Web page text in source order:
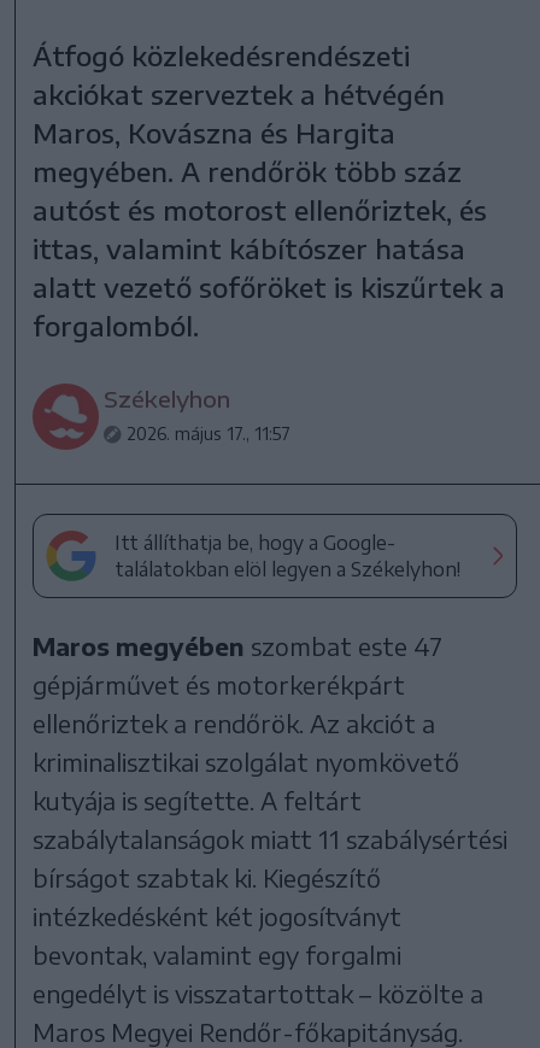
Átfogó közlekedésrendészeti
akciókat szerveztek a hétvégén
Maros, Kovászna és Hargita
megyében. A rendőrök több száz
autóst és motorost ellenőriztek, és
ittas, valamint kábítószer hatása
alatt vezető sofőröket is kiszűrtek a
forgalomból.
Székelyhon
2026. május 17., 11:57
Itt állíthatja be, hogy a Google-
találatokban elöl legyen a Székelyhon!
Maros megyében szombat este 47
gépjárművet és motorkerékpárt
ellenőriztek a rendőrök. Az akciót a
kriminalisztikai szolgálat nyomkövető
kutyája is segítette. A feltárt
szabálytalanságok miatt 11 szabálysértési
bírságot szabtak ki. Kiegészítő
intézkedésként két jogosítványt
bevontak, valamint egy forgalmi
engedélyt is visszatartottak – közölte a
Maros Megyei Rendőr-főkapitányság.